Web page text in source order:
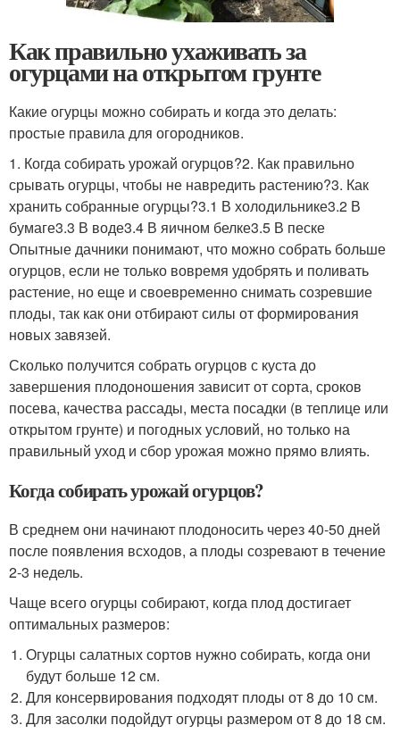
Как правильно ухаживать за
огурцами на открытом грунте
Какие огурцы можно собирать и когда это делать:
простые правила для огородников.
1. Когда собирать урожай огурцов?2. Как правильно
срывать огурцы, чтобы не навредить растению?3. Как
хранить собранные огурцы?3.1 В холодильнике3.2 В
бумаге3.3 В воде3.4 В яичном белке3.5 В песке
Опытные дачники понимают, что можно собрать больше
огурцов, если не только вовремя удобрять и поливать
растение, но еще и своевременно снимать созревшие
плоды, так как они отбирают силы от формирования
новых завязей.
Сколько получится собрать огурцов с куста до
завершения плодоношения зависит от сорта, сроков
посева, качества рассады, места посадки (в теплице или
открытом грунте) и погодных условий, но только на
правильный уход и сбор урожая можно прямо влиять.
Когда собирать урожай огурцов?
В среднем они начинают плодоносить через 40-50 дней
после появления всходов, а плоды созревают в течение
2-3 недель.
Чаще всего огурцы собирают, когда плод достигает
оптимальных размеров:
Огурцы салатных сортов нужно собирать, когда они
будут больше 12 см.
Для консервирования подходят плоды от 8 до 10 см.
Для засолки подойдут огурцы размером от 8 до 18 см.